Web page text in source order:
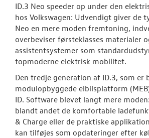
ID.3 Neo speeder op under den
hos Volkswagen: Udvendigt giver de
Neo en mere moden fremtoning,
overbeviser førsteklasses materialer
assistentsystemer som
topmoderne elektrisk mobilitet.
Den tredje generation af ID.3, som er
modulopbyggede elbilsplatform
ID. Software blevet langt mere
blandt andet de komfortable
& Charge eller de praktiske
kan tilføjes som opdateringer efter